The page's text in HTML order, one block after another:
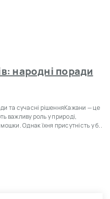
народні поради
та сучасні рішенняКажани — це
важливу роль у природі,
Однак їхня присутність у б..